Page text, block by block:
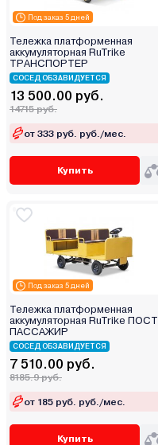
Под заказ 5 дней
Тележка платформенная
аккумуляторная RuTrike
ТРАНСПОРТЕР
СОСЕД ОБЗАВИДУЕТСЯ
13 500.00 руб.
14715 руб.
от 333 руб. руб./мес.
Купить
Под заказ 5 дней
Тележка платформенная
аккумуляторная RuTrike ПОСТ
ПАССАЖИР
СОСЕД ОБЗАВИДУЕТСЯ
7 510.00 руб.
8185.9 руб.
от 185 руб. руб./мес.
Купить